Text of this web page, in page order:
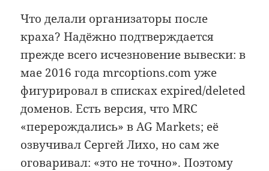
Что делали организаторы после
краха? Надёжно подтверждается
прежде всего исчезновение вывески: в
мае 2016 года mrcoptions.com уже
фигурировал в списках expired/deleted
доменов. Есть версия, что MRC
«перерождались» в AG Markets; её
озвучивал Сергей Лихо, но сам же
оговаривал: «это не точно». Поэтому